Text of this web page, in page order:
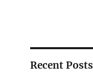
Recent Posts